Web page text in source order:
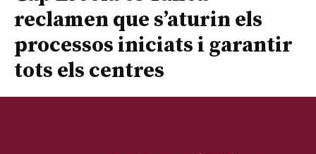
reclamen que s’aturin els
processos iniciats i garantir
tots els centres